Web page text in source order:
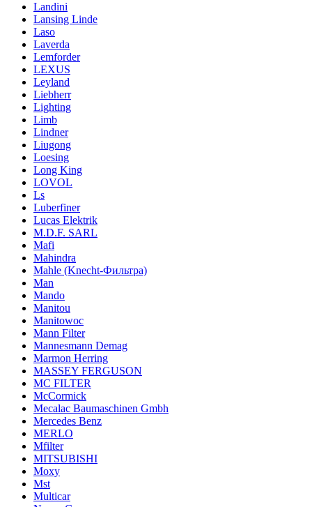
Landini
Lansing Linde
Laso
Laverda
Lemforder
LEXUS
Leyland
Liebherr
Lighting
Limb
Lindner
Liugong
Loesing
Long King
LOVOL
Ls
Luberfiner
Lucas Elektrik
M.D.F. SARL
Mafi
Mahindra
Mahle (Knecht-Фильтра)
Man
Mando
Manitou
Manitowoc
Mann Filter
Mannesmann Demag
Marmon Herring
MASSEY FERGUSON
MC FILTER
McCormick
Mecalac Baumaschinen Gmbh
Mercedes Benz
MERLO
Mfilter
MITSUBISHI
Moxy
Mst
Multicar